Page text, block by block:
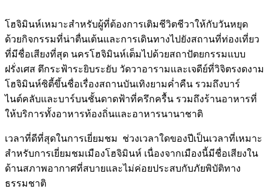
โฮจิมินห์เหมาะสำหรับผู้ที่ต้องการเติมชีวิตชีวาให้กับวันหยุด
ด้วยกิจกรรมที่น่าตื่นเต้นและการเดินทางไปยังสถานที่ท่องเที่ยว
ที่มีชื่อเสียงที่สุด นครโฮจิมินห์เต็มไปด้วยสถาปัตยกรรมแบบ
ฝรั่งเศส ตึกระฟ้าระยิบระยับ วัดวาอารามและเจดีย์ที่วิจิตรงดงาม
โฮจิมินห์ซิตี้ขึ้นชื่อเรื่องสถานบันเทิงยามค่ำคืน รวมถึงบาร์
ไนต์คลับและบาร์บนชั้นดาดฟ้าที่ครึกครื้น รวมถึงร้านอาหารที่
ให้บริการทั้งอาหารท้องถิ่นและอาหารนานาชาติ
เวลาที่ดีที่สุดในการเยี่ยมชม ช่วงเวลาใดของปีเป็นเวลาที่เหมาะ
สำหรับการเยี่ยมชมเมืองโฮจิมินห์ เนื่องจากเมืองนี้มีชื่อเสียงใน
ด้านสภาพอากาศที่สบายและไม่ค่อยประสบกับภัยพิบัติทาง
ธรรมชาติ